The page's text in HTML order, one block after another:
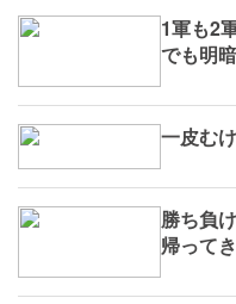
1軍も2
でも明
一皮む
勝ち負
帰って